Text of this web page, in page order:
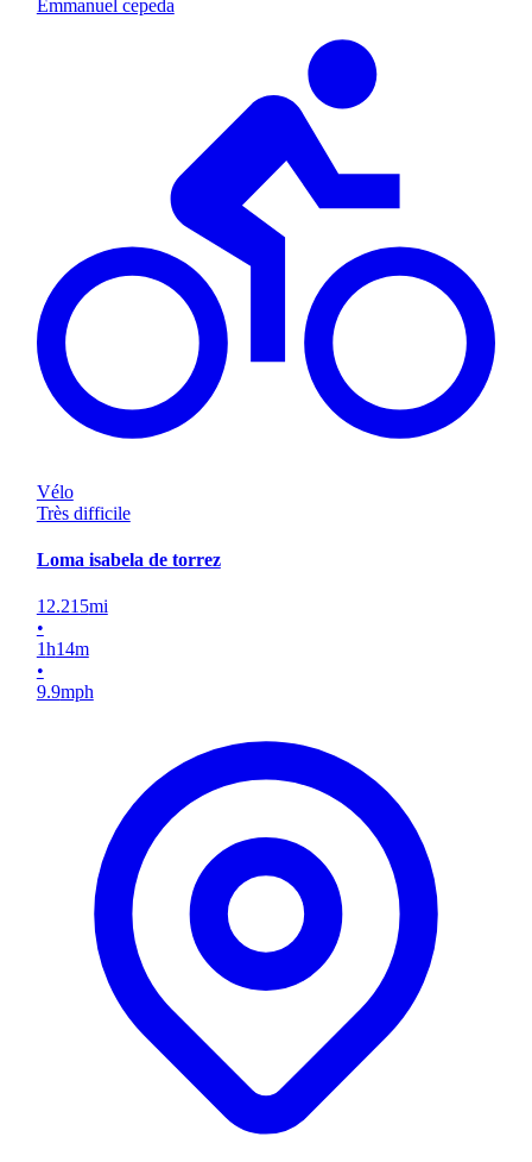
Emmanuel cepeda
Vélo
Très difficile
Loma isabela de torrez
12.215mi
•
1h14m
•
9.9mph